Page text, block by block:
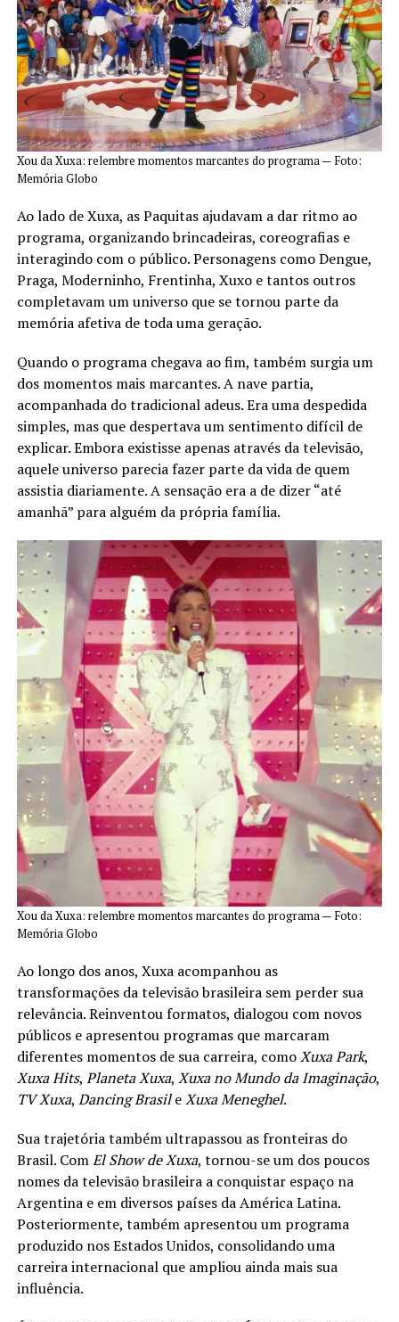
Xou da Xuxa: relembre momentos marcantes do programa — Foto:
Memória Globo
Ao lado de Xuxa, as Paquitas ajudavam a dar ritmo ao
programa, organizando brincadeiras, coreografias e
interagindo com o público. Personagens como Dengue,
Praga, Moderninho, Frentinha, Xuxo e tantos outros
completavam um universo que se tornou parte da
memória afetiva de toda uma geração.
Quando o programa chegava ao fim, também surgia um
dos momentos mais marcantes. A nave partia,
acompanhada do tradicional adeus. Era uma despedida
simples, mas que despertava um sentimento difícil de
explicar. Embora existisse apenas através da televisão,
aquele universo parecia fazer parte da vida de quem
assistia diariamente. A sensação era a de dizer “até
amanhã” para alguém da própria família.
Xou da Xuxa: relembre momentos marcantes do programa — Foto:
Memória Globo
Ao longo dos anos, Xuxa acompanhou as
transformações da televisão brasileira sem perder sua
relevância. Reinventou formatos, dialogou com novos
públicos e apresentou programas que marcaram
diferentes momentos de sua carreira, comoXuxa Park,
Xuxa Hits, Planeta Xuxa, Xuxa no Mundo da Imaginação,
TV Xuxa, Dancing BrasileXuxa Meneghel.
Sua trajetória também ultrapassou as fronteiras do
Brasil. ComEl Show de Xuxa, tornou-se um dos poucos
nomes da televisão brasileira a conquistar espaço na
Argentina e em diversos países da América Latina.
Posteriormente, também apresentou um programa
produzido nos Estados Unidos, consolidando uma
carreira internacional que ampliou ainda mais sua
influência.